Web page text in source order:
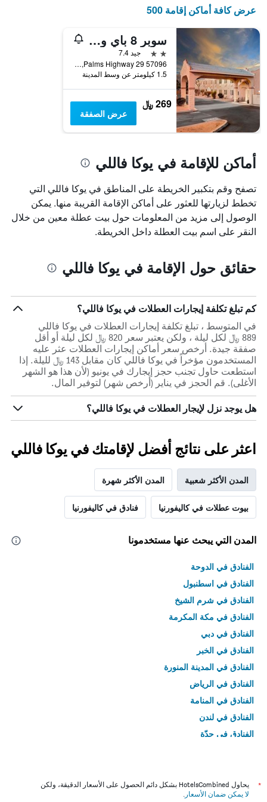
الذي
أيام
الأسبوع.
يتضمن
المخطط
التالي
1
محور
الذي
سعر
غرفة
عرض كافة أماكن إقامة 500
سوبر 8 باي ويندام يوكا فال/جوشوا نات بك أريا
2 نجمتين
جيد 7.4
57096 29 Palms Highway, يوكا فاللي, CA, الولايات المتحدة الأميريكية
1.5 كيلومتر عن وسط المدينة
269 ﷼
عرض الصفقة
أماكن للإقامة في يوكا فاللي
تصفح وقم بتكبير الخريطة على المناطق في يوكا فاللي التي
تخطط لزيارتها للعثور على أماكن الإقامة القريبة منها. يمكن
الوصول إلى مزيد من المعلومات حول بيت عطلة معين من خلال
النقر على اسم بيت العطلة داخل الخريطة.
حقائق حول الإقامة في يوكا فاللي
كم تبلغ تكلفة إيجارات العطلات في يوكا فاللي؟
في المتوسط ، تبلغ تكلفة إيجارات العطلات في يوكا فاللي
889 ﷼ لكل ليلة ، ولكن يعتبر سعر 820 ﷼ لكل ليلة أو أقل
صفقة جيدة. أرخص سعر أماكن إيجارات العطلات عثر عليه
المستخدمون مؤخراً في يوكا فاللي كان مقابل 143 ﷼ لليلة. إذا
استطعت حاول تجنب حجز إيجارك في يونيو (لأن هذا هو الشهر
الأغلى). قم الحجز في يناير (أرخص شهر) لتوفير المال.
هل يوجد نزل لإيجار العطلات في يوكا فاللي؟
اعثر على نتائج أفضل لإقامتك في يوكا فاللي
المدن الأكثر شعبية المدن الأكثر شهرة
بيوت عطلات في كاليفورنيا فنادق في كاليفورنيا
المدن التي يبحث عنها مستخدمونا
الفنادق في الدوحة
الفنادق في اسطنبول
الفنادق في شرم الشيخ
الفنادق في مكة المكرمة
الفنادق في دبي
الفنادق في الخبر
الفنادق في المدينة المنورة
الفنادق في الرياض
الفنادق في المنامة
الفنادق في لندن
الفنادق في جدّة
*
يحاول HotelsCombined بشكل دائم الحصول على الأسعار الدقيقة، ولكن
لا يمكن ضمان الأسعار .